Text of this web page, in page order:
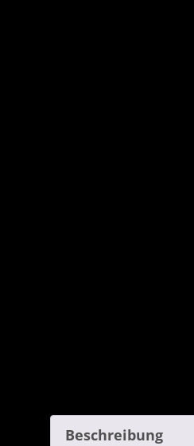
Beschreibung